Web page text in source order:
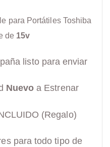
para Portátiles Toshiba
de 15v
listo para enviar
Nuevo a Estrenar
(Regalo)
para todo tipo de